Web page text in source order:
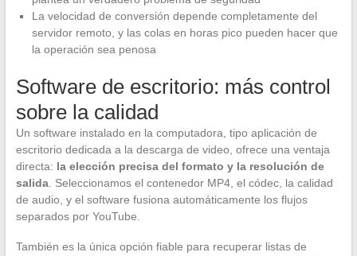
La velocidad de conversión depende completamente del
servidor remoto, y las colas en horas pico pueden hacer que
la operación sea penosa
Software de escritorio: más control
sobre la calidad
Un software instalado en la computadora, tipo aplicación de
escritorio dedicada a la descarga de video, ofrece una ventaja
directa: la elección precisa del formato y la resolución de
salida. Seleccionamos el contenedor MP4, el códec, la calidad
de audio, y el software fusiona automáticamente los flujos
separados por YouTube.
También es la única opción fiable para recuperar listas de